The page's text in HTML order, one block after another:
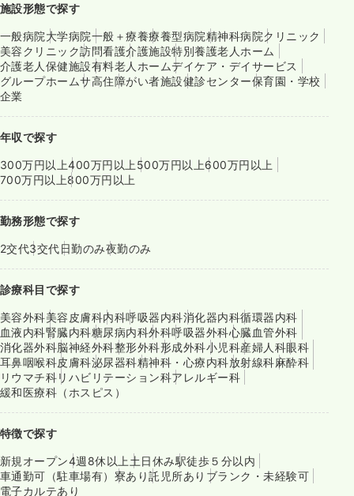
施設形態で探す
一般病院大学病院一般＋療養療養型病院精神科病院クリニック
美容クリニック訪問看護介護施設特別養護老人ホーム
介護老人保健施設有料老人ホームデイケア・デイサービス
グループホームサ高住障がい者施設健診センター保育園・学校
企業
年収で探す
300万円以上400万円以上 500万円以上600万円以上
700万円以上800万円以上
勤務形態で探す
2交代3交代日勤のみ夜勤のみ
診療科目で探す
美容外科美容皮膚科内科呼吸器内科消化器内科循環器内科
血液内科腎臓内科糖尿病内科外科呼吸器外科心臓血管外科
消化器外科脳神経外科整形外科形成外科小児科産婦人科眼科
耳鼻咽喉科皮膚科泌尿器科精神科・心療内科放射線科麻酔科
リウマチ科リハビリテーション科アレルギー科
緩和医療科（ホスピス）
特徴で探す
新規オープン4週8休以上 土日休み駅徒歩５分以内
車通勤可（駐車場有） 寮あり託児所あり ブランク・未経験可
電子カルテあり